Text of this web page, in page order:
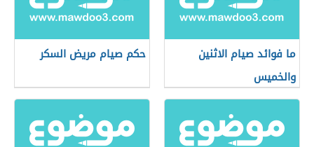
ما فوائد صيام الاثنين
والخميس
حكم صيام مريض السكر